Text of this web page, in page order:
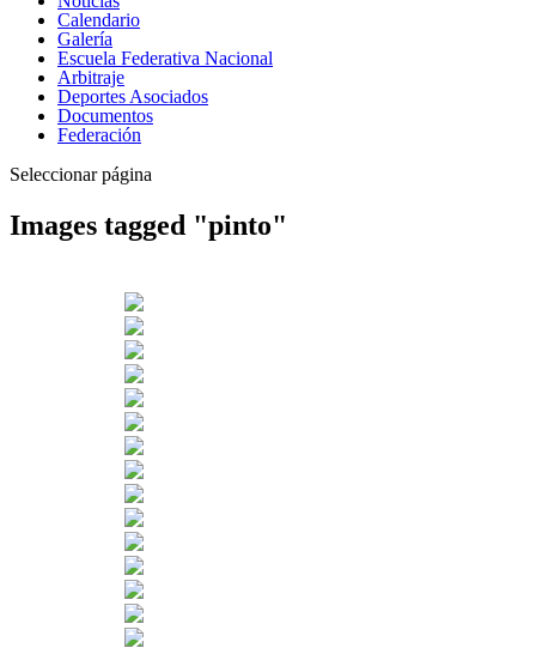
Calendario
Galería
Escuela Federativa Nacional
Arbitraje
Deportes Asociados
Documentos
Federación
Seleccionar página
Images tagged "pinto"